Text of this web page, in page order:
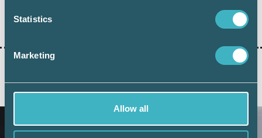
Statistics
Marketing
Allow all
AKTUELLA ARTIKLAR